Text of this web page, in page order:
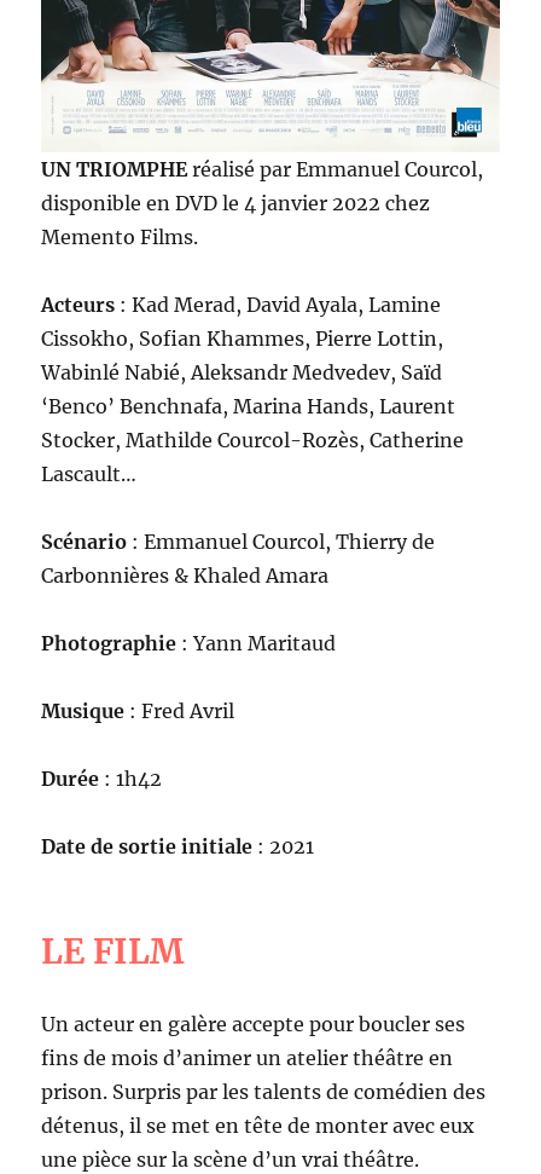
UN TRIOMPHEréalisé par Emmanuel Courcol,
disponible en DVD le 4 janvier 2022 chez
Memento Films.
Acteurs : Kad Merad, David Ayala, Lamine
Cissokho, Sofian Khammes, Pierre Lottin,
Wabinlé Nabié, Aleksandr Medvedev, Saïd
‘Benco’ Benchnafa, Marina Hands, Laurent
Stocker, Mathilde Courcol-Rozès, Catherine
Lascault…
Scénario : Emmanuel Courcol, Thierry de
Carbonnières & Khaled Amara
Photographie : Yann Maritaud
Musique : Fred Avril
Durée : 1h42
Date de sortie initiale : 2021
LE FILM
Un acteur en galère accepte pour boucler ses
fins de mois d’animer un atelier théâtre en
prison. Surpris par les talents de comédien des
détenus, il se met en tête de monter avec eux
une pièce sur la scène d’un vrai théâtre.